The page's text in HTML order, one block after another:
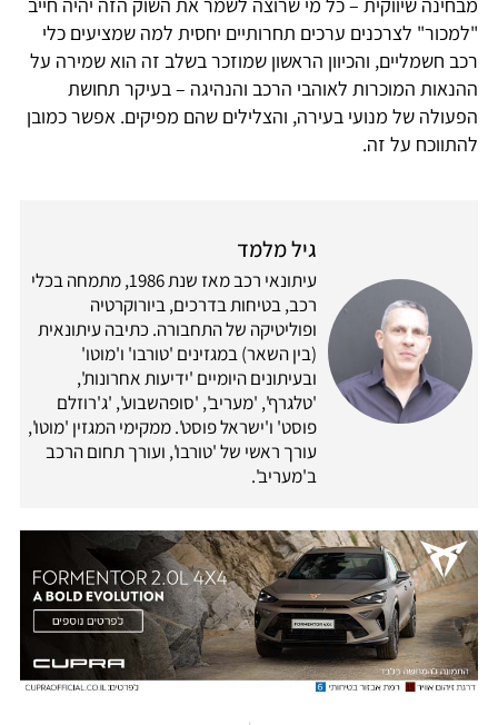
מבחינה שיווקית – כל מי שרוצה לשמר את השוק הזה יהיה חייב
"למכור" לצרכנים ערכים תחרותיים יחסית למה שמציעים כלי
רכב חשמליים, והכיוון הראשון שמוזכר בשלב זה הוא שמירה על
ההנאות המוכרות לאוהבי הרכב והנהיגה – בעיקר תחושת
הפעולה של מנועי בעירה, והצלילים שהם מפיקים. אפשר כמובן
להתווכח על זה.
גיל מלמד
עיתונאי רכב מאז שנת 1986, מתמחה בכלי
רכב, בטיחות בדרכים, ביורוקרטיה
ופוליטיקה של התחבורה. כתיבה עיתונאית
(בין השאר) במגזינים 'טורבו' ו'מוטו'
ובעיתונים היומיים 'ידיעות אחרונות',
'טלגרף', 'מעריב', 'סופהשבוע', 'ג'רוזלם
פוסט' ו'ישראל פוסט'. ממקימי המגזין 'מוטו',
עורך ראשי של 'טורבו', ועורך תחום הרכב
ב'מעריב'.